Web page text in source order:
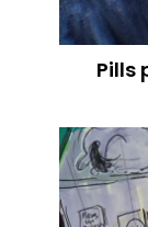
Pills